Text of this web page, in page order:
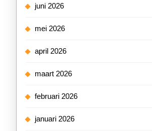
juni 2026
mei 2026
april 2026
maart 2026
februari 2026
januari 2026